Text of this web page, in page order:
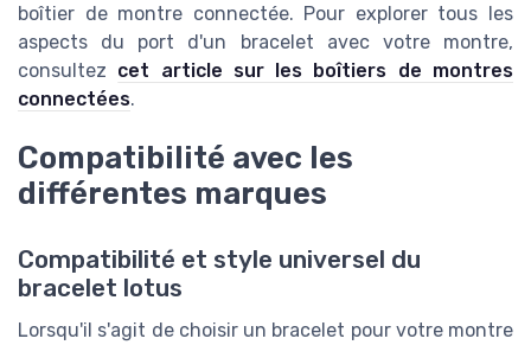
boîtier de montre connectée. Pour explorer tous les
aspects du port d'un bracelet avec votre montre,
consultez cet article sur les boîtiers de montres
connectées.
Compatibilité avec les
différentes marques
Compatibilité et style universel du
bracelet lotus
Lorsqu'il s'agit de choisir un bracelet pour votre montre